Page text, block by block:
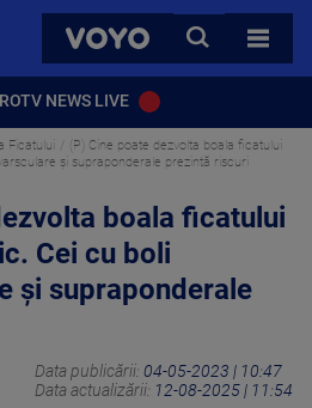
VOYO
CAUTA
TOATE
NEWS LIVE
Ficatului
(P) Cine poate dezvolta boala ficatului
și supraponderale prezintă riscuri
boala ficatului
Cei cu boli
și supraponderale
Data publicării: 04-05-2023 | 10:47
Data actualizării: 12-08-2025 | 11:54